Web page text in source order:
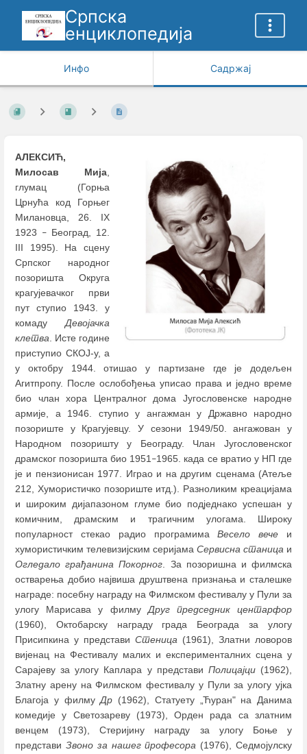
Српска
енциклопедија
Инфо Садржај
АЛЕКСИЋ,
Милосав Мија,
глумац (Горња
Црнућа код Горњег
Милановца, 26. IX
1923 – Београд, 12.
III 1995). На сцену
Српског народног
позоришта Округа
крагујевачког први
пут ступио 1943. у
комадуДевојачка
клетва. Исте године
приступио СКОЈ-у, а
у октобру 1944. отишао у партизане где је додељен
Агитпропу. После ослобођења уписао права и једно време
био члан хора Централног дома Југословенске народне
армије, а 1946. ступио у ангажман у Државно народно
позориште у Крагујевцу. У сезони 1949/50. ангажован у
Народном позоришту у Београду. Члан Југословенског
драмског позоришта био 1951–1965. када се вратио у НП где
је и пензионисан 1977. Играо и на другим сценама (Атеље
212, Хумористичко позориште итд.). Разноликим креацијама
и широким дијапазоном глуме био подједнако успешан у
комичним, драмским и трагичним улогама. Широку
популарност стекао радио програмимаВесело вече и
хумористичким телевизијским серијама Сервисна станица и
Огледало грађанина Покорног. За позоришна и филмска
остварења добио највиша друштвена признања и сталешке
награде: посебну награду на Филмском фестивалу у Пули за
улогу Марисава у филмуДруг председник центарфор
(1960), Октобарску награду града Београда за улогу
Присипкина у представи Стеница (1961), Златни ловоров
вијенац на Фестивалу малих и експерименталних сцена у
Сарајеву за улогу Каплара у представи Полицајци(1962),
Златну арену на Филмском фестивалу у Пули за улогу ујка
Благоја у филмуДр (1962), Статуету „Ћуран" на Данима
комедије у Светозареву (1973), Орден рада са златним
венцем (1973), Стеријину награду за улогу Боње у
представи Звоно за нашег професора (1976), Седмојулску